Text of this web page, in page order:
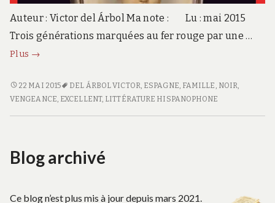
Auteur : Victor del Árbol Ma note : Lu : mai 2015
Trois générations marquées au fer rouge par une …
Plus La
du
samouraï
→
LA
TRISTESSE
22 MAI 2015 DEL ÁRBOL VICTOR, ESPAGNE, FAMILLE , NOIR,
VENGEANCE, EXCELLENT, LITTÉRATURE HISPANOPHONE
Blog archivé
Ce blog n’est plus mis à jour depuis mars 2021.